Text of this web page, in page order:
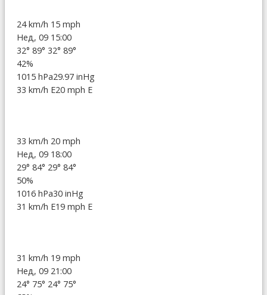
24 km/h 15 mph
Нед, 09 15:00
32° 89° 32° 89°
42%
1015 hPa29.97 inHg
33 km/h E20 mph E
33 km/h 20 mph
Нед, 09 18:00
29° 84° 29° 84°
50%
1016 hPa30 inHg
31 km/h E19 mph E
31 km/h 19 mph
Нед, 09 21:00
24° 75° 24° 75°